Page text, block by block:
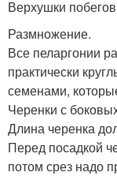
Верхушки
Размножение.
Все пеларгонии
практически
семенами,
Черенки с
Длина черенка
Перед посадкой
потом срез надо